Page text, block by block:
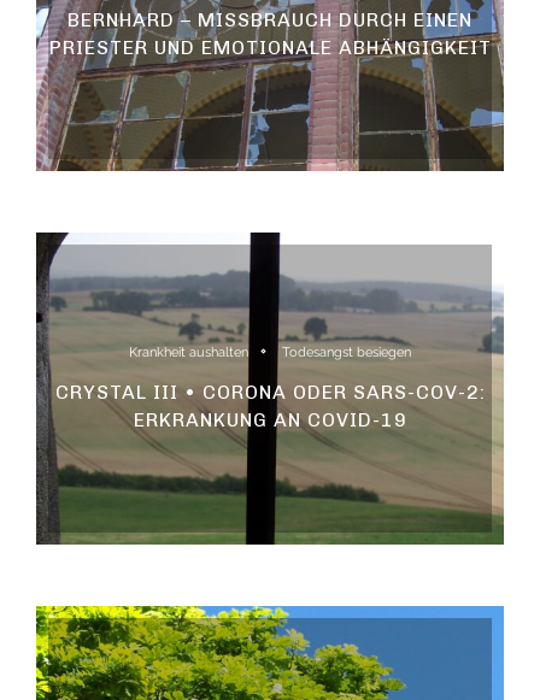
BERNHARD – MISSBRAUCH DURCH EINEN
PRIESTER UND EMOTIONALE ABHÄNGIGKEIT
Krankheit aushalten Todesangst besiegen
CRYSTAL III • CORONA ODER SARS-COV-2:
ERKRANKUNG AN COVID-19